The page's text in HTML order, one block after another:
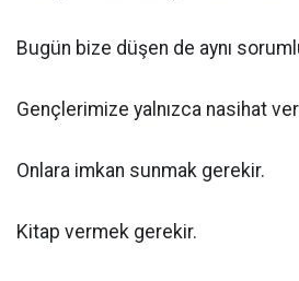
Bugün bize düşen de aynı
Gençlerimize yalnızca nasihat
Onlara imkan sunmak gerekir.
Kitap vermek gerekir.